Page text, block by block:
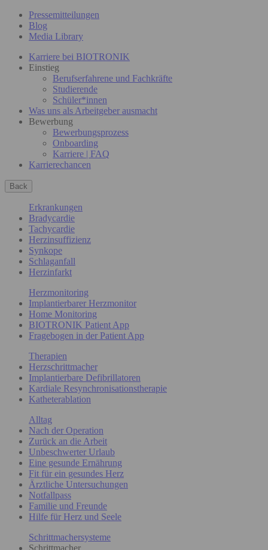
Pressemitteilungen
Blog
Media Library
Karriere bei BIOTRONIK
Einstieg
Berufserfahrene und Fachkräfte
Studierende
Schüler*innen
Was uns als Arbeitgeber ausmacht
Bewerbung
Bewerbungsprozess
Onboarding
Karriere | FAQ
Karrierechancen
Back
Erkrankungen
Bradycardie
Tachycardie
Herzinsuffizienz
Synkope
Schlaganfall
Herzinfarkt
Herzmonitoring
Implantierbarer Herzmonitor
Home Monitoring
BIOTRONIK Patient App
Fragebogen in der Patient App
Therapien
Herzschrittmacher
Implantierbare Defibrillatoren
Kardiale Resynchronisationstherapie
Katheterablation
Alltag
Nach der Operation
Zurück an die Arbeit
Unbeschwerter Urlaub
Eine gesunde Ernährung
Fit für ein gesundes Herz
Ärztliche Untersuchungen
Notfallpass
Familie und Freunde
Hilfe für Herz und Seele
Schrittmachersysteme
Schrittmacher